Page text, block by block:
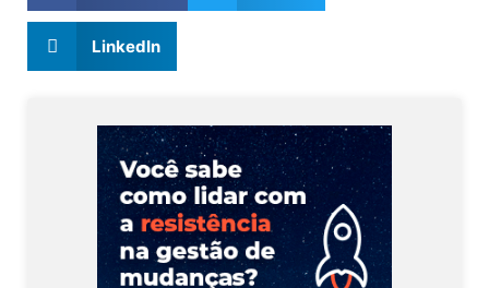
LinkedIn